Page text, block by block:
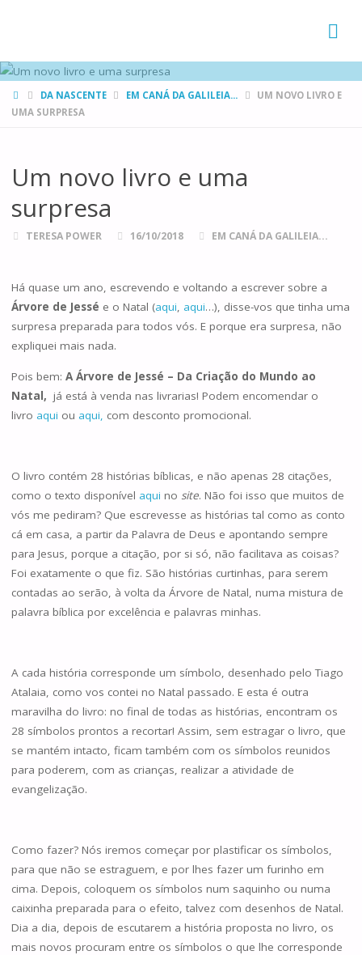
HOMEDA NASCENTE EM CANÁ DA GALILEIA...
UM NOVO LIVRO E
UMA SURPRESA
Um novo livro e uma
surpresa
TERESA POWER 16/10/2018 EM CANÁ DA GALILEIA...
Há quase um ano, escrevendo e voltando a escrever sobre a
Árvore de Jessé e o Natal (aqui, aqui…), disse-vos que tinha uma
surpresa preparada para todos vós. E porque era surpresa, não
expliquei mais nada.
Pois bem: A Árvore de Jessé – Da Criação do Mundo ao
Natal, já está à venda nas livrarias! Podem encomendar o
livro aqui ou aqui, com desconto promocional.
O livro contém 28 histórias bíblicas, e não apenas 28 citações,
como o texto disponível aqui no site. Não foi isso que muitos de
vós me pediram? Que escrevesse as histórias tal como as conto
cá em casa, a partir da Palavra de Deus e apontando sempre
para Jesus, porque a citação, por si só, não facilitava as coisas?
Foi exatamente o que fiz. São histórias curtinhas, para serem
contadas ao serão, à volta da Árvore de Natal, numa mistura de
palavra bíblica por excelência e palavras minhas.
A cada história corresponde um símbolo, desenhado pelo Tiago
Atalaia, como vos contei no Natal passado. E esta é outra
maravilha do livro: no final de todas as histórias, encontram os
28 símbolos prontos a recortar! Assim, sem estragar o livro, que
se mantém intacto, ficam também com os símbolos reunidos
para poderem, com as crianças, realizar a atividade de
evangelização.
Como fazer? Nós iremos começar por plastificar os símbolos,
para que não se estraguem, e por lhes fazer um furinho em
cima. Depois, coloquem os símbolos num saquinho ou numa
caixinha preparada para o efeito, talvez com desenhos de Natal.
Dia a dia, depois de escutarem a história proposta no livro, os
mais novos procuram entre os símbolos o que lhe corresponde